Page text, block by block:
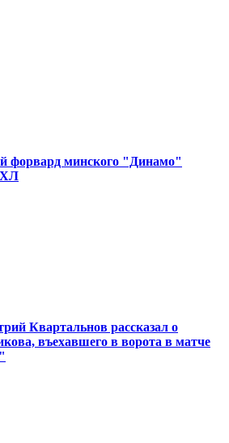
форвард минского "Динамо"
Квартальнов рассказал о
въехавшего в ворота в матче